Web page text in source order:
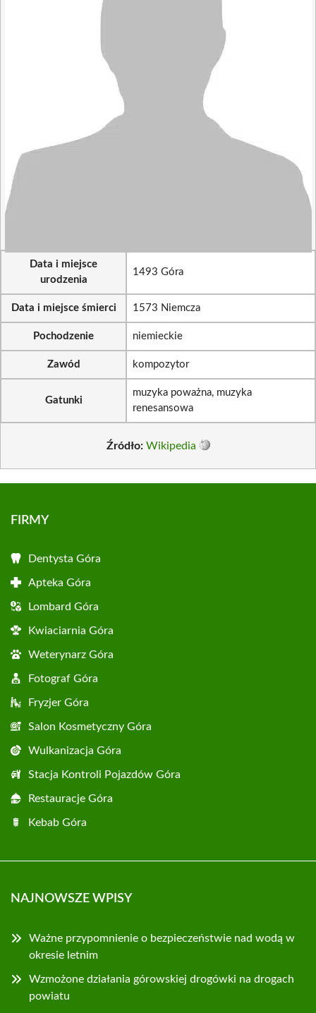
Data i miejsce
urodzenia
1493 Góra
Data i miejsce śmierci 1573 Niemcza
Pochodzenie niemieckie
Zawód kompozytor
Gatunki
muzyka poważna, muzyka
renesansowa
Źródło: Wikipedia
FIRMY
Dentysta Góra
Apteka Góra
Lombard Góra
Kwiaciarnia Góra
Weterynarz Góra
Fotograf Góra
Fryzjer Góra
Salon Kosmetyczny Góra
Wulkanizacja Góra
Stacja Kontroli Pojazdów Góra
Restauracje Góra
Kebab Góra
NAJNOWSZE WPISY
Ważne przypomnienie o bezpieczeństwie nad wodą w
okresie letnim
Wzmożone działania górowskiej drogówki na drogach
powiatu